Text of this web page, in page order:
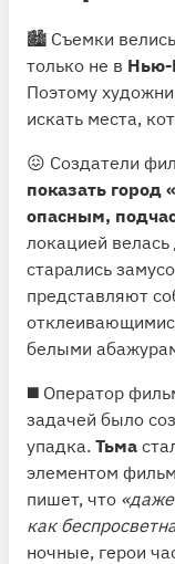
🏙 Съемки велись
только не в Нью-
Поэтому
искать места,
😖 Создатели
показать
опасным,
локацией
старались
представляют
белыми
◼️ Оператор
задачей было
упадка. Тьма
элементом
пишет, что
как
ночные, герои